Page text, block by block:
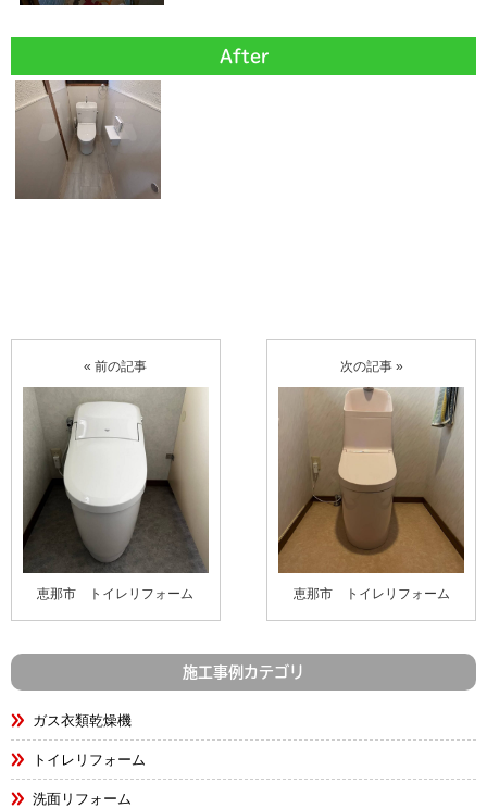
After
« 前の記事
恵那市 トイレリフォーム
次の記事 »
恵那市 トイレリフォーム
施工事例カテゴリ
ガス衣類乾燥機
トイレリフォーム
洗面リフォーム